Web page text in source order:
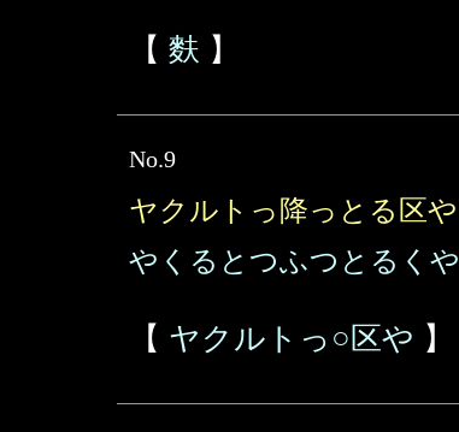
【 麩 】
No.9
ヤクルトっ降っとる区や
やくるとつふつとるくや
【 ヤクルトっ○区や 】